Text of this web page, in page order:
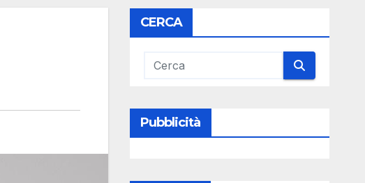
CERCA
Pubblicità